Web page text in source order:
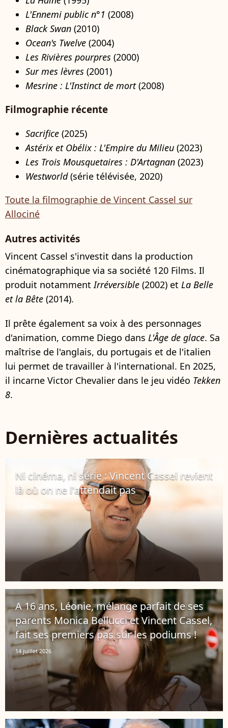
L'Ennemi public n°1 (2008)
Black Swan (2010)
Ocean's Twelve (2004)
Les Rivières pourpres (2000)
Sur mes lèvres (2001)
Mesrine : L'Instinct de mort(2008)
Filmographie récente
Sacrifice (2025)
Astérix et Obélix : L'Empire du Milieu (2023)
Les Trois Mousquetaires : D'Artagnan (2023)
Westworld(série télévisée, 2020)
Toute la filmographie de Vincent Cassel sur
Allociné
Autres activités
Vincent Cassel s'investit dans la production
cinématographique via sa société 120 Films. Il
produit notammentIrréversible (2002) et La Belle
et la Bête (2014).
Il prête également sa voix à des personnages
d'animation, comme Diego dans L'Âge de glace. Sa
maîtrise de l'anglais, du portugais et de l'italien
lui permet de travailler à l'international. En 2025,
il incarne Victor Chevalier dans le jeu vidéo Tekken
8.
Dernières actualités
Ni cinéma, ni série : Vincent Cassel revient
là où on ne l'attendait pas
22 juillet 2026
A 16 ans, Léonie, mélange parfait de ses
parents Monica Bellucci et Vincent Cassel,
fait ses premiers pas sur les podiums !
14 juillet 2026